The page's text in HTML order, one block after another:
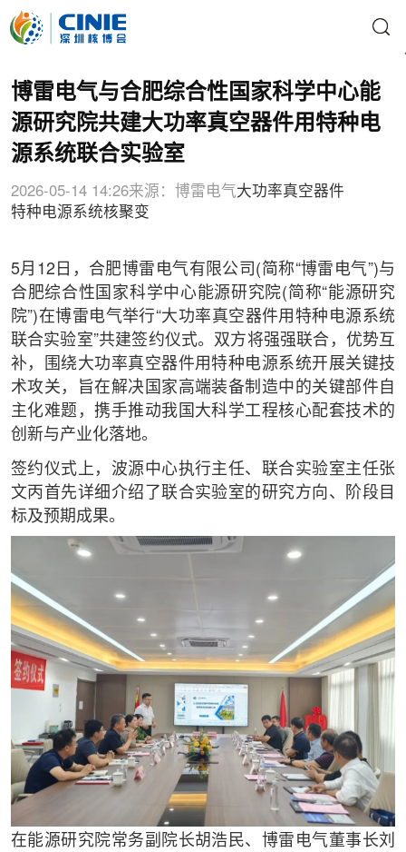
博雷电气与合肥综合性国家科学中心能
源研究院共建大功率真空器件用特种电
源系统联合实验室
2026-05-14 14:26来源：博雷电气大功率真空器件
特种电源系统核聚变
5月12日，合肥博雷电气有限公司(简称“博雷电气”)与
合肥综合性国家科学中心能源研究院(简称“能源研究
院”)在博雷电气举行“大功率真空器件用特种电源系统
联合实验室”共建签约仪式。双方将强强联合，优势互
补，围绕大功率真空器件用特种电源系统开展关键技
术攻关，旨在解决国家高端装备制造中的关键部件自
主化难题，携手推动我国大科学工程核心配套技术的
创新与产业化落地。
签约仪式上，波源中心执行主任、联合实验室主任张
文丙首先详细介绍了联合实验室的研究方向、阶段目
标及预期成果。
在能源研究院常务副院长胡浩民、博雷电气董事长刘